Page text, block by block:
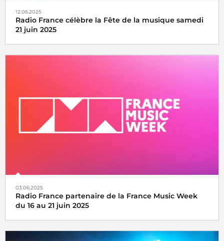
12.06.2025
Radio France célèbre la Fête de la musique samedi
21 juin 2025
03.06.2025
Radio France partenaire de la France Music Week
du 16 au 21 juin 2025